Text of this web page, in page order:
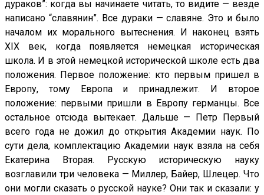
дураков”: когда вы начинаете читать, то видите — везде
написано “славянин”. Все дураки — славяне. Это и было
началом их морального вытеснения. И наконец взять
XIX век, когда появляется немецкая историческая
школа. И в этой немецкой исторической школе есть два
положения. Первое положение: кто первым пришел в
Европу, тому Европа и принадлежит. И второе
положение: первыми пришли в Европу германцы. Все
остальное отсюда вытекает. Дальше — Петр Первый
всего года не дожил до открытия Академии наук. По
сути дела, комплектацию Академии наук взяла на себя
Екатерина Вторая. Русскую историческую науку
возглавили три человека — Миллер, Байер, Шлецер. Что
они могли сказать о русской науке? Они так и сказали: у